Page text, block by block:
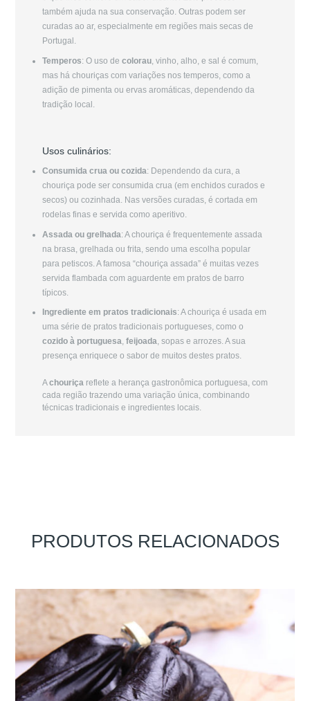
também ajuda na sua conservação. Outras podem ser
curadas ao ar, especialmente em regiões mais secas de
Portugal.
Temperos: O uso de colorau, vinho, alho, e sal é comum,
mas há chouriças com variações nos temperos, como a
adição de pimenta ou ervas aromáticas, dependendo da
tradição local.
Usos culinários:
Consumida crua ou cozida: Dependendo da cura, a
chouriça pode ser consumida crua (em enchidos curados e
secos) ou cozinhada. Nas versões curadas, é cortada em
rodelas finas e servida como aperitivo.
Assada ou grelhada: A chouriça é frequentemente assada
na brasa, grelhada ou frita, sendo uma escolha popular
para petiscos. A famosa “chouriça assada” é muitas vezes
servida flambada com aguardente em pratos de barro
típicos.
Ingrediente em pratos tradicionais: A chouriça é usada em
uma série de pratos tradicionais portugueses, como o
cozido à portuguesa, feijoada, sopas e arrozes. A sua
presença enriquece o sabor de muitos destes pratos.
Achouriçareflete a herança gastronômica portuguesa, com
cada região trazendo uma variação única, combinando
técnicas tradicionais e ingredientes locais.
PRODUTOS RELACIONADOS